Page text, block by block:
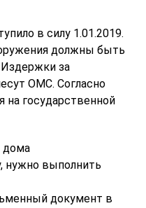
в силу 1.01.2019.
должны быть
за
ОМС. Согласно
на государственной
нужно выполнить
документ в